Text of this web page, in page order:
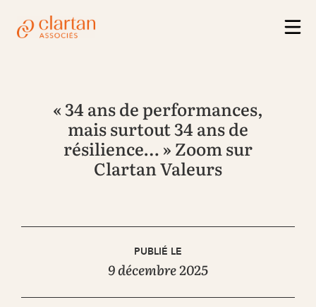
« 34 ans de performances,
mais surtout 34 ans de
résilience… » Zoom sur
Clartan Valeurs
PUBLIÉ LE
9 décembre 2025